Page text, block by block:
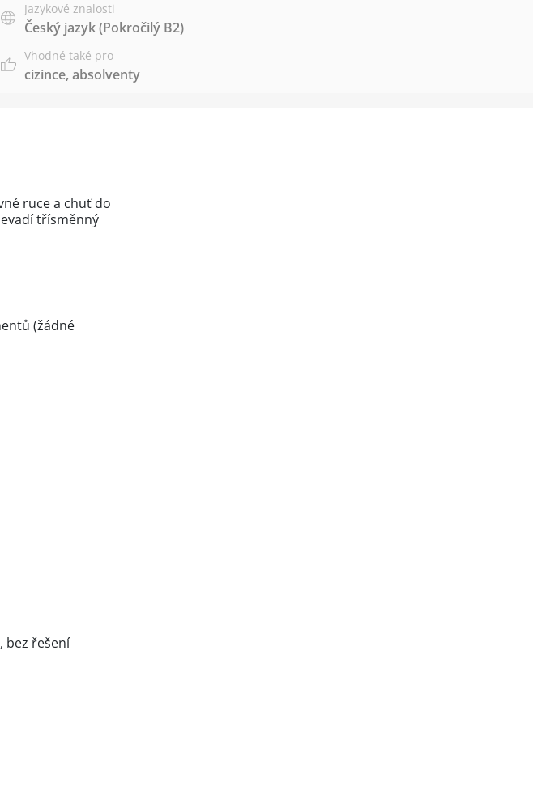
Jazykové znalosti
Český jazyk(Pokročilý B2)
Vhodné také pro
cizince, absolventy
ruce a chuť do
třísměnný
(žádné
bez řešení